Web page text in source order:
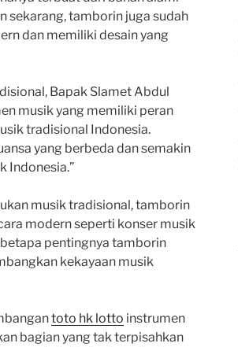
sekarang, tamborin juga sudah
dan memiliki desain yang
Bapak Slamet Abdul
musik yang memiliki peran
tradisional Indonesia.
yang berbeda dan semakin
Indonesia.”
musik tradisional, tamborin
modern seperti konser musik
pentingnya tamborin
kekayaan musik
toto hk lotto instrumen
bagian yang tak terpisahkan